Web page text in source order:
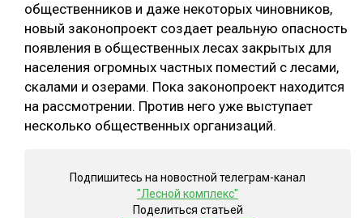
общественников и даже некоторых чиновников,
новый законопроект создает реальную опасность
появления в общественных лесах закрытых для
населения огромных частных поместий с лесами,
скалами и озерами. Пока законопроект находится
на рассмотрении. Против него уже выступает
несколько общественных организаций.
Подпишитесь на новостной телеграм-канал
"Лесной комплекс"
Поделиться статьей